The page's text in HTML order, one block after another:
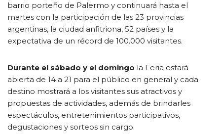
barrio porteño de Palermo y continuará hasta el
martes con la participación de las 23 provincias
argentinas, la ciudad anfitriona, 52 países y la
expectativa de un récord de 100.000 visitantes.
Durante el sábado y el domingo la Feria estará
abierta de 14 a 21 para el público en general y cada
destino mostrará a los visitantes sus atractivos y
propuestas de actividades, además de brindarles
espectáculos, entretenimientos participativos,
degustaciones y sorteos sin cargo.